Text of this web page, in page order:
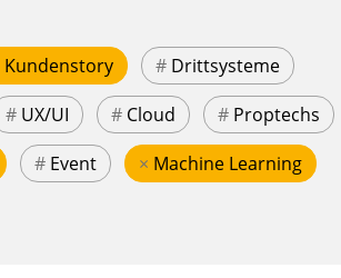
Kundenstory # Drittsysteme
# UX/UI # Cloud # Proptechs
# Event × Machine Learning